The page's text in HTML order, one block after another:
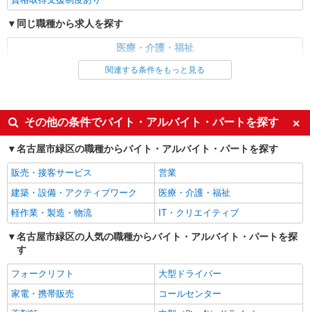
数は応相談
時給1,346円〜1,447円 ※経験・能力・資格等
1,346円 介護福祉士 時給1,447円 ※サービス提供8
件目以降〜1,000円/件 手当あり ※一律処遇改善加
算含む 〇時間外勤務手当 〇土日祝勤務手当 〇無
パナソニック エイジフリーケアセンターみど
り 愛知県名古屋市緑区相川3-38
正社員
介護職／サービス付き高齢者向け住宅／正社員
月給24万1,280円〜26万3,510円 ※経験・能
力・資格等による 初任者研修 月給 24万1,280円
実務者研修 月給 24万4,980円 介護福祉士 月給 25
万7,330円 社会福祉士 月給 26万3,510円 ※一律処
遇改善加算含む ※夜勤手当6,000円/4回を含む 〇
資格手当 〇職種手当 〇業務手当 〇時間外勤務手
エイジフリーハウス名古屋篠の風 愛知県名古
屋市緑区相川3丁目243番
パート
エイジフリーハウス名古屋篠の風
サービス付き高齢者向け住宅／介護職／7-10
同じ職種から求人を探す
医療・介護・福祉
未経験歓迎
ミドル（40代～）活躍中
週2～3日勤務OK
深夜
交通費支給
社会保険あり
関連する条件をもっと見る
その他の条件でバイト・アルバイト・パートを探す
名古屋市緑区の職種からバイト・アルバイト・パートを探す
販売・接客サービス
営業
建築・設備・アクティブワーク
医療・介護・福祉
軽作業・製造・物流
IT・クリエイティブ
名古屋市緑区の人気の職種からバイト・アルバイト・パートを探
す
フォークリフト
大型ドライバー
家電・携帯販売
コールセンター